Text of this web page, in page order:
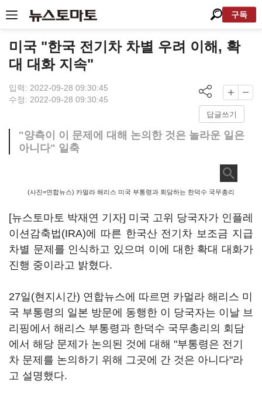
구독
미국 "한국 전기차 차별 우려 이해, 확
대 대화 지속"
입력: 2022-09-28 09:30:45
수정: 2022-09-28 09:30:45
답글쓰기
"양측이 이 문제에 대해 논의한 것은 놀라운 일은
아니다" 일축
(사진=연합뉴스) 카멀라 해리스 미국 부통령과 회담하는 한덕수 국무총리
[뉴스토마토 박재연 기자] 미국 고위 당국자가 인플레
이션감축법(IRA)에 따른 한국산 전기차 보조금 지급
차별 문제를 인식하고 있으며 이에 대한 확대 대화가
진행 중이라고 밝혔다.
27일(현지시간) 연합뉴스에 따르면 카멀라 해리스 미
국 부통령의 일본 방문에 동행한 이 당국자는 이날 브
리핑에서 해리스 부통령과 한덕수 국무총리의 회담
에서 해당 문제가 논의된 것에 대해 "부통령은 전기
차 문제를 논의하기 위해 그곳에 간 것은 아니다"라
고 설명했다.